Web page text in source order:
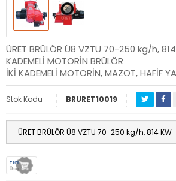
ÜRET BRÜLÖR Ü8 VZTU 70-250 kg/h,
KADEMELİ MOTORİN BRÜLÖR
İKİ KADEMELİ MOTORİN, MAZOT, HAFİF
Stok Kodu BRURET10019
Yeni
Ürün